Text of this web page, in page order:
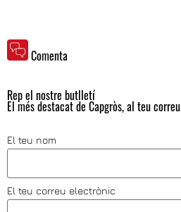
Comenta
Rep el nostre butlletí
El més destacat de Capgròs, al teu
El teu nom
El teu correu electrònic